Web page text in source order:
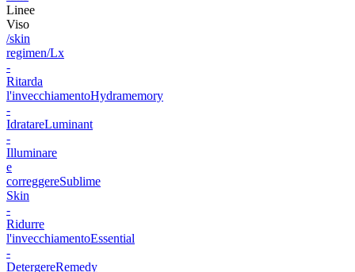
Linee
Viso
/skin
regimen/Lx
-
Ritarda
l'invecchiamentoHydramemory
-
IdratareLuminant
-
Illuminare
e
correggereSublime
Skin
-
Ridurre
l'invecchiamentoEssential
-
DetergereRemedy